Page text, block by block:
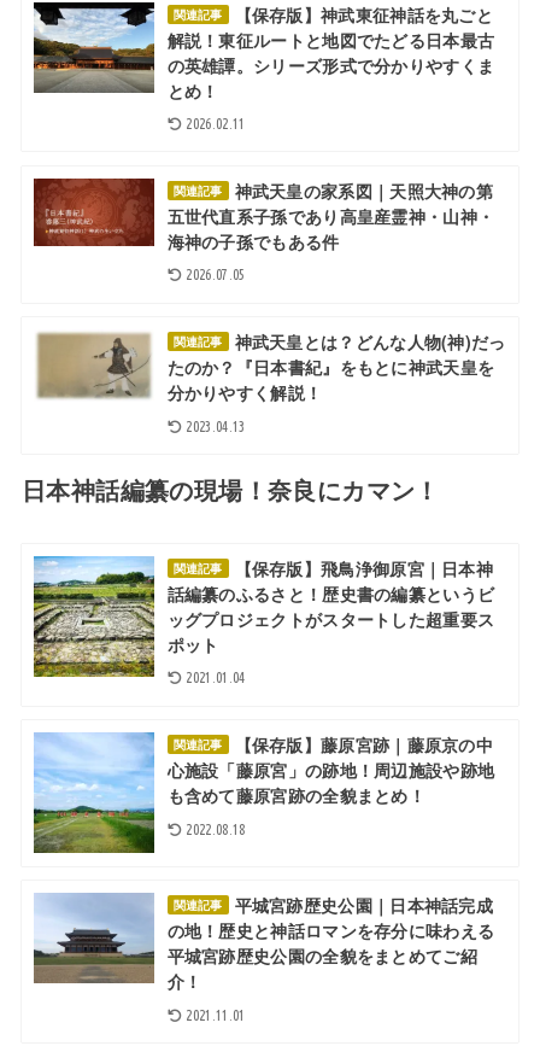
関連記事
【保存版】神武東征神話を丸ごと
解説！東征ルートと地図でたどる日本最古
の英雄譚。シリーズ形式で分かりやすくま
とめ！
2026.02.11
関連記事
神武天皇の家系図｜天照大神の第
五世代直系子孫であり高皇産霊神・山神・
海神の子孫でもある件
2026.07.05
関連記事
神武天皇とは？どんな人物(神)だっ
たのか？『日本書紀』をもとに神武天皇を
分かりやすく解説！
2023.04.13
日本神話編纂の現場！奈良にカマン！
関連記事
【保存版】飛鳥浄御原宮｜日本神
話編纂のふるさと！歴史書の編纂というビ
ッグプロジェクトがスタートした超重要ス
ポット
2021.01.04
関連記事
【保存版】藤原宮跡｜藤原京の中
心施設「藤原宮」の跡地！周辺施設や跡地
も含めて藤原宮跡の全貌まとめ！
2022.08.18
関連記事
平城宮跡歴史公園｜日本神話完成
の地！歴史と神話ロマンを存分に味わえる
平城宮跡歴史公園の全貌をまとめてご紹
介！
2021.11.01